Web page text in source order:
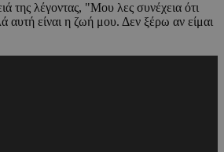
της λέγοντας, "Μου λες συνέχεια ότι
αυτή είναι η ζωή μου. Δεν ξέρω αν είμαι